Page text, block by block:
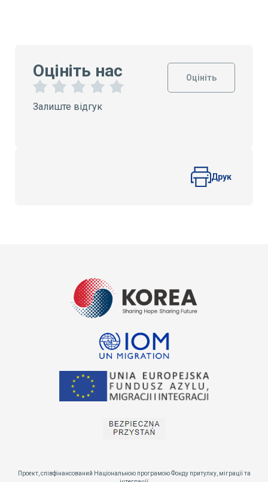
Оцініть нас
З
З
З
Залиште відгук
Оцініть
Друк
Проект, співфінансований Національною програмою Фонду притулку, міграції та